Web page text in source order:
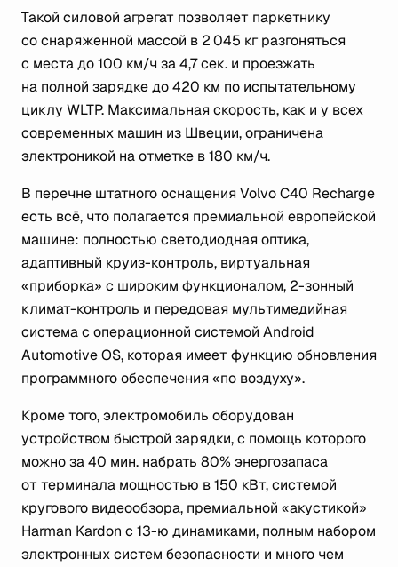
Такой силовой агрегат позволяет паркетнику
со снаряженной массой в 2 045 кг разгоняться
с места до 100 км/ч за 4,7 сек. и проезжать
на полной зарядке до 420 км по испытательному
циклу WLTP. Максимальная скорость, как и у всех
современных машин из Швеции, ограничена
электроникой на отметке в 180 км/ч.
В перечне штатного оснащения Volvo C40 Recharge
есть всё, что полагается премиальной европейской
машине: полностью светодиодная оптика,
адаптивный круиз-контроль, виртуальная
«приборка» с широким функционалом, 2-зонный
климат-контроль и передовая мультимедийная
система с операционной системой Android
Automotive OS, которая имеет функцию обновления
программного обеспечения «по воздуху».
Кроме того, электромобиль оборудован
устройством быстрой зарядки, с помощь которого
можно за 40 мин. набрать 80% энергозапаса
от терминала мощностью в 150 кВт, системой
кругового видеообзора, премиальной «акустикой»
Harman Kardon с 13-ю динамиками, полным набором
электронных систем безопасности и много чем